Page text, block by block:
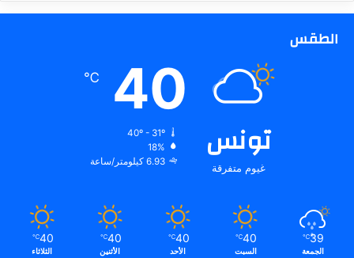
الطقس
تونس
غيوم متفرقة
40
℃
40º - 31º
18%
6.93 كيلومتر/ساعة
39
℃
الجمعة
40
℃
السبت
40
℃
الأحد
40
℃
الأثنين
40
℃
الثلاثاء